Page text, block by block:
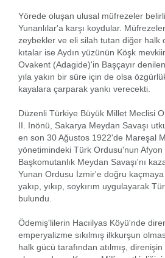
Yörede oluşan ulusal müfrezeler
Yunanlılar'a karşı koydular.
zeybekler ve eli silah tutan diğer halk
kıtalar ise Aydın yüzünün Köşk
Ovakent (Adagide)'in Başçayır
yıla yakın bir süre için de olsa
kayalara çarparak yankı verecekti.
Düzenli Türkiye Büyük Millet Meclisi
II. Inönü, Sakarya Meydan Savaşı
en son 30 Ağustos 1922'de Mareşal
yönetimindeki Türk Ordusu'nun Afyon
Başkomutanlık Meydan Savaşı'nı
Yunan Ordusu İzmir'e doğru
yakıp, yıkıp, soykırım uygulayarak
bulundu.
Ödemiş'lilerin Hacıilyas Köyü'nde
emperyalizme sıkılmış ilkkurşun
halk gücü tarafından atılmış,